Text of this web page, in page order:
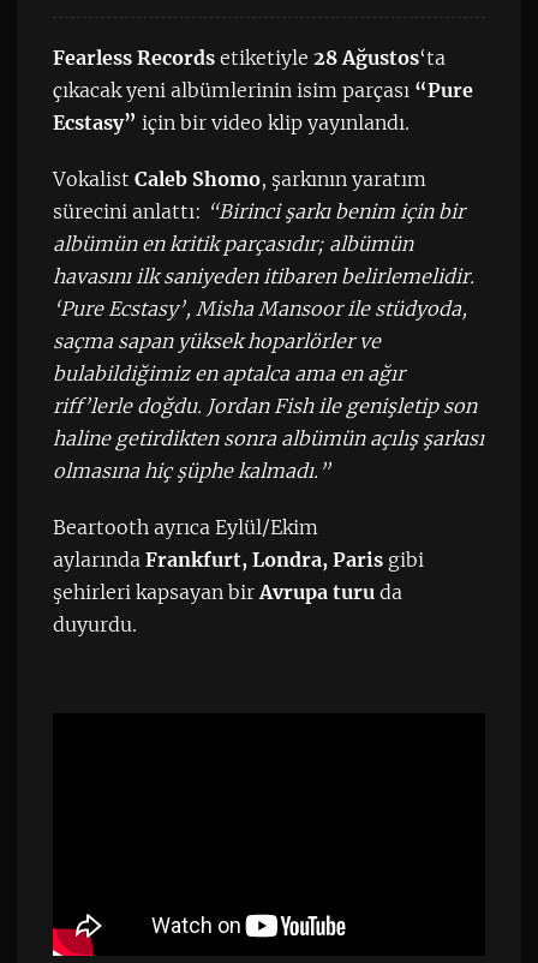
Fearless Recordsetiketiyle 28 Ağustos‘ta
çıkacak yeni albümlerinin isim parçası “Pure
Ecstasy” için bir video klip yayınlandı.
Vokalist Caleb Shomo, şarkının yaratım
sürecini anlattı: “Birinci şarkı benim için bir
albümün en kritik parçasıdır; albümün
havasını ilk saniyeden itibaren belirlemelidir.
‘Pure Ecstasy’, Misha Mansoor ile stüdyoda,
saçma sapan yüksek hoparlörler ve
bulabildiğimiz en aptalca ama en ağır
riff’lerle doğdu. Jordan Fish ile genişletip son
haline getirdikten sonra albümün açılış şarkısı
olmasına hiç şüphe kalmadı.”
Beartooth ayrıca Eylül/Ekim
aylarında Frankfurt, Londra, Parisgibi
şehirleri kapsayan bir Avrupa turu da
duyurdu.